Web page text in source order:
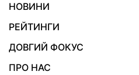
НОВИНИ
РЕЙТИНГИ
ДОВГИЙ ФОКУС
ПРО НАС